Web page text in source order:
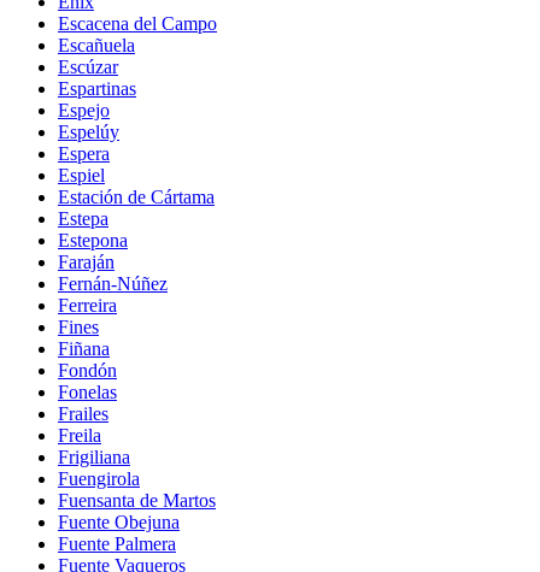
Escacena del Campo
Escañuela
Escúzar
Espartinas
Espejo
Espelúy
Espera
Espiel
Estación de Cártama
Estepa
Estepona
Faraján
Fernán-Núñez
Ferreira
Fines
Fiñana
Fondón
Fonelas
Frailes
Freila
Frigiliana
Fuengirola
Fuensanta de Martos
Fuente Obejuna
Fuente Palmera
Fuente Vaqueros